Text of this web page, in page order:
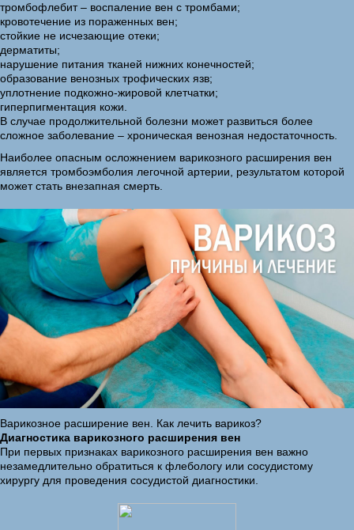
тромбофлебит – воспаление вен с тромбами;
кровотечение из пораженных вен;
стойкие не исчезающие отеки;
дерматиты;
нарушение питания тканей нижних конечностей;
образование венозных трофических язв;
уплотнение подкожно-жировой клетчатки;
гиперпигментация кожи.
В случае продолжительной болезни может развиться более
сложное заболевание – хроническая венозная недостаточность.
Наиболее опасным осложнением варикозного расширения вен
является тромбоэмболия легочной артерии, результатом которой
может стать внезапная смерть.
Варикозное расширение вен. Как лечить варикоз?
Диагностика варикозного расширения вен
При первых признаках варикозного расширения вен важно
незамедлительно обратиться к флебологу или сосудистому
хирургу для проведения сосудистой диагностики.